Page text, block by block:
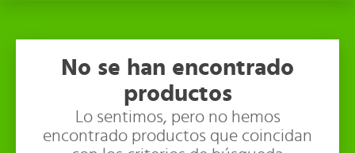
No se han encontrado
productos
Lo sentimos, pero no hemos
encontrado productos que coincidan